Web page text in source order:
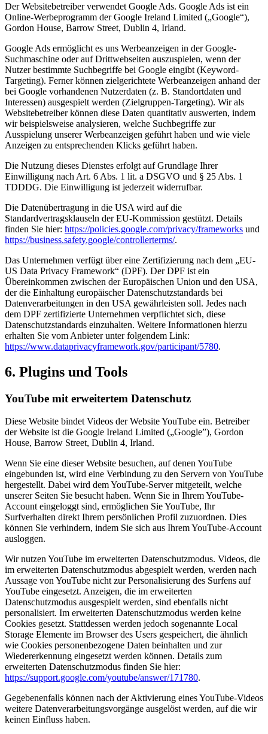
Der Websitebetreiber verwendet Google Ads. Google Ads ist ein
Online-Werbeprogramm der Google Ireland Limited („Google“),
Gordon House, Barrow Street, Dublin 4, Irland.
Google Ads ermöglicht es uns Werbeanzeigen in der Google-
Suchmaschine oder auf Drittwebseiten auszuspielen, wenn der
Nutzer bestimmte Suchbegriffe bei Google eingibt (Keyword-
Targeting). Ferner können zielgerichtete Werbeanzeigen anhand der
bei Google vorhandenen Nutzerdaten (z. B. Standortdaten und
Interessen) ausgespielt werden (Zielgruppen-Targeting). Wir als
Websitebetreiber können diese Daten quantitativ auswerten, indem
wir beispielsweise analysieren, welche Suchbegriffe zur
Ausspielung unserer Werbeanzeigen geführt haben und wie viele
Anzeigen zu entsprechenden Klicks geführt haben.
Die Nutzung dieses Dienstes erfolgt auf Grundlage Ihrer
Einwilligung nach Art. 6 Abs. 1 lit. a DSGVO und § 25 Abs. 1
TDDDG. Die Einwilligung ist jederzeit widerrufbar.
Die Datenübertragung in die USA wird auf die
Standardvertragsklauseln der EU-Kommission gestützt. Details
finden Sie hier: https://policies.google.com/privacy/frameworks und
https://business.safety.google/controllerterms/.
Das Unternehmen verfügt über eine Zertifizierung nach dem „EU-
US Data Privacy Framework“ (DPF). Der DPF ist ein
Übereinkommen zwischen der Europäischen Union und den USA,
der die Einhaltung europäischer Datenschutzstandards bei
Datenverarbeitungen in den USA gewährleisten soll. Jedes nach
dem DPF zertifizierte Unternehmen verpflichtet sich, diese
Datenschutzstandards einzuhalten. Weitere Informationen hierzu
erhalten Sie vom Anbieter unter folgendem Link:
https://www.dataprivacyframework.gov/participant/5780.
6. Plugins und Tools
YouTube mit erweitertem Datenschutz
Diese Website bindet Videos der Website YouTube ein. Betreiber
der Website ist die Google Ireland Limited („Google”), Gordon
House, Barrow Street, Dublin 4, Irland.
Wenn Sie eine dieser Website besuchen, auf denen YouTube
eingebunden ist, wird eine Verbindung zu den Servern von YouTube
hergestellt. Dabei wird dem YouTube-Server mitgeteilt, welche
unserer Seiten Sie besucht haben. Wenn Sie in Ihrem YouTube-
Account eingeloggt sind, ermöglichen Sie YouTube, Ihr
Surfverhalten direkt Ihrem persönlichen Profil zuzuordnen. Dies
können Sie verhindern, indem Sie sich aus Ihrem YouTube-Account
ausloggen.
Wir nutzen YouTube im erweiterten Datenschutzmodus. Videos, die
im erweiterten Datenschutzmodus abgespielt werden, werden nach
Aussage von YouTube nicht zur Personalisierung des Surfens auf
YouTube eingesetzt. Anzeigen, die im erweiterten
Datenschutzmodus ausgespielt werden, sind ebenfalls nicht
personalisiert. Im erweiterten Datenschutzmodus werden keine
Cookies gesetzt. Stattdessen werden jedoch sogenannte Local
Storage Elemente im Browser des Users gespeichert, die ähnlich
wie Cookies personenbezogene Daten beinhalten und zur
Wiedererkennung eingesetzt werden können. Details zum
erweiterten Datenschutzmodus finden Sie hier:
https://support.google.com/youtube/answer/171780.
Gegebenenfalls können nach der Aktivierung eines YouTube-Videos
weitere Datenverarbeitungsvorgänge ausgelöst werden, auf die wir
keinen Einfluss haben.